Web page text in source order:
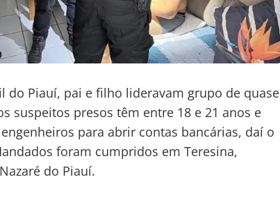
do Piauí, pai e filho lideravam grupo de quase
suspeitos presos têm entre 18 e 21 anos e
para abrir contas bancárias, daí o
foram cumpridos em Teresina,
do Piauí.